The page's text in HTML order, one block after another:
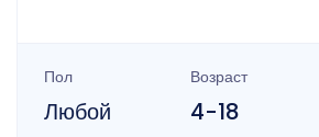
Пол
Любой
Возраст
4-18